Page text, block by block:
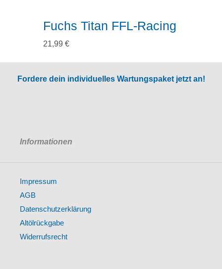
Fuchs Titan FFL-Racing
21,99 €
Fordere dein individuelles Wartungspaket jetzt an!
Informationen
Impressum
AGB
Datenschutzerklärung
Altölrückgabe
Widerrufsrecht